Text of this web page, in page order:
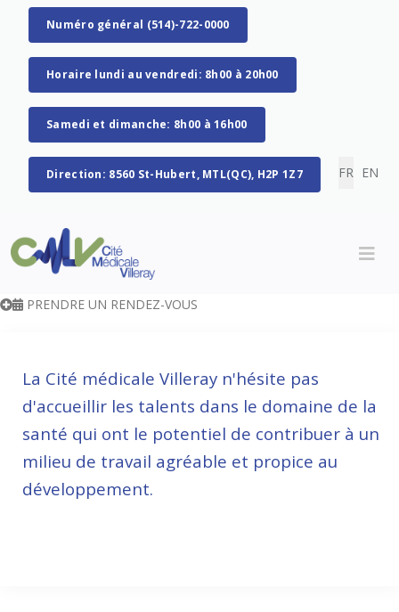
Numéro général (514)-722-0000
Horaire lundi au vendredi: 8h00 à 20h00
Samedi et dimanche: 8h00 à 16h00
Direction: 8560 St-Hubert, MTL(QC), H2P 1Z7 FR EN
PRENDRE UN RENDEZ-VOUS
La Cité médicale Villeray n'hésite pas
d'accueillir les talents dans le domaine de la
santé qui ont le potentiel de contribuer à un
milieu de travail agréable et propice au
développement.